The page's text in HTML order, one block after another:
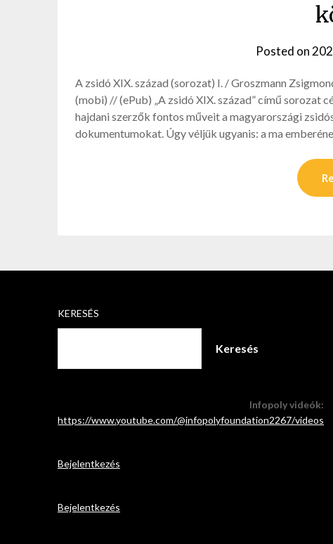
Posted on
A zsidó XIX. század (sorozat) I. / Groszmann
(mobi) // (ePub) „A zsidó XIX. század” című sorozat
hajdani szerzők fontos műveit a magyarországi
dokumentumokat. Úgy véljük ugyanis: a ma
KERESÉS
Keresés
Infopoly videók:
https://www.youtube.com/@infopolyfoundation2267/videos
Bejelentkezés
Bejelentkezés